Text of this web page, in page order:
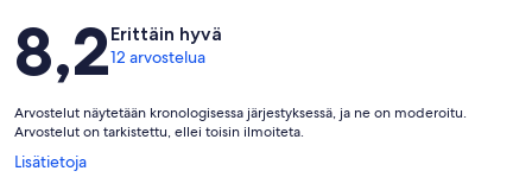
Arvostelut
8,2Erittäin hyvä
12 arvostelua
Arvostelut näytetään kronologisessa järjestyksessä, ja ne on moderoitu.
Arvostelut on tarkistettu, ellei toisin ilmoiteta.
Lisätietoja
Avautuu